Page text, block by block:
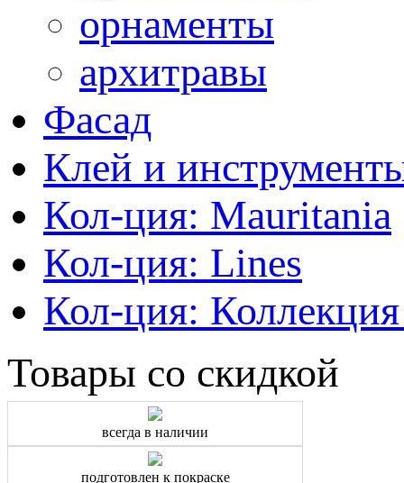
орнаменты
архитравы
Фасад
Клей и
Кол-ция: Mauritania
Кол-ция: Lines
Кол-ция:
Товары со скидкой
всегда в наличии
подготовлен к покраске